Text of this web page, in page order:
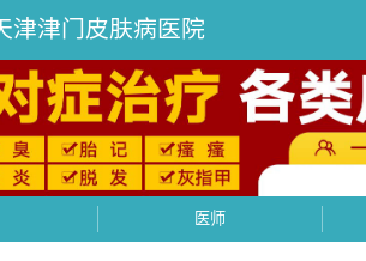
津津门皮肤病医院
医师